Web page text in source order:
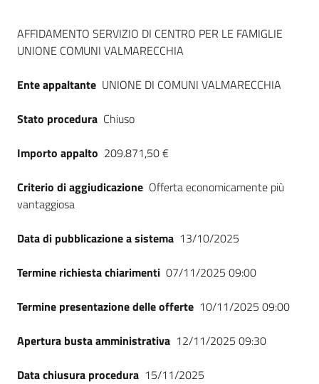
site
Seguici
Dati del bando
AFFIDAMENTO SERVIZIO DI CENTRO PER LE FAMIGLIE
UNIONE COMUNI VALMARECCHIA
Ente appaltante UNIONE DI COMUNI VALMARECCHIA
Stato procedura Chiuso
Importo appalto 209.871,50 €
Criterio di aggiudicazione Offerta economicamente più
vantaggiosa
Data di pubblicazione a sistema 13/10/2025
Termine richiesta chiarimenti 07/11/2025 09:00
Termine presentazione delle offerte 10/11/2025 09:00
Apertura busta amministrativa 12/11/2025 09:30
Data chiusura procedura 15/11/2025